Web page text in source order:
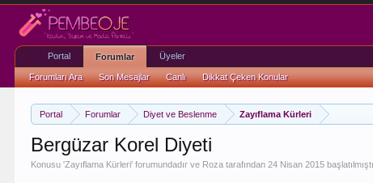
Portal Forumlar Diyet ve Beslenme Zayıflama Kürleri
Bergüzar Korel Diyeti
Konusu 'Zayıflama Kürleri' forumundadır ve Roza tarafından24 Nisan 2015
Portal Forumlar
Forumları Ara Son Mesajlar Canlı Dikkat Çeken Konular
Üyeler